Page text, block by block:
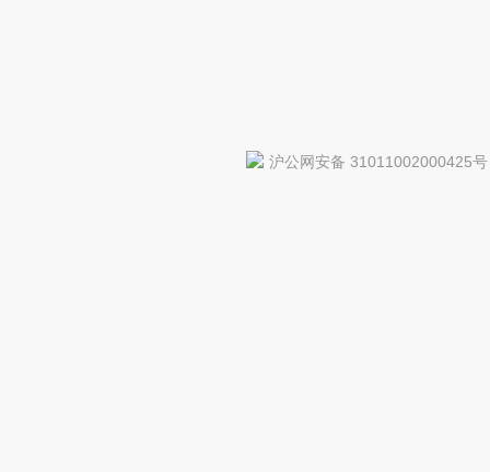
沪公网安备 31011002000425号